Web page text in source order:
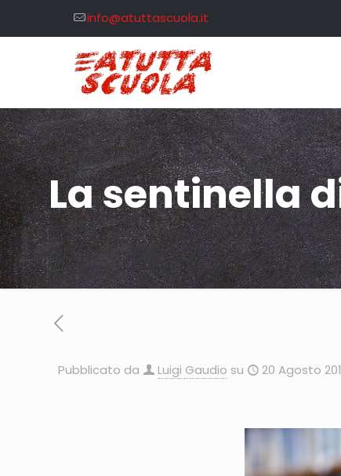
info@atuttascuola.it
La sentinella
Pubblicato da Luigi Gaudio su 20 Agosto